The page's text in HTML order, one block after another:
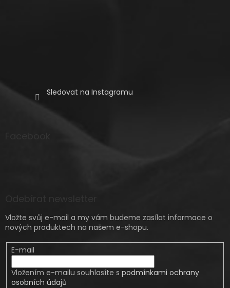
Sledovat na Instagramu
Vložte svůj e-mail a my vám budeme zasílat informace o
nových produktech na našem e-shopu.
E-mail
Vložením e-mailu souhlasíte s podmínkami ochrany
osobních údajů